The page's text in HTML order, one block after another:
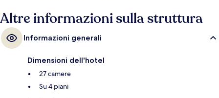
Altre informazioni sulla struttura
Informazioni generali
Dimensioni dell'hotel
27 camere
Su 4 piani